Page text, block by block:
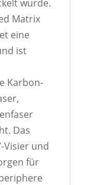
wurde.
Matrix
eine
ist
Karbon-
Das
Visier und
für